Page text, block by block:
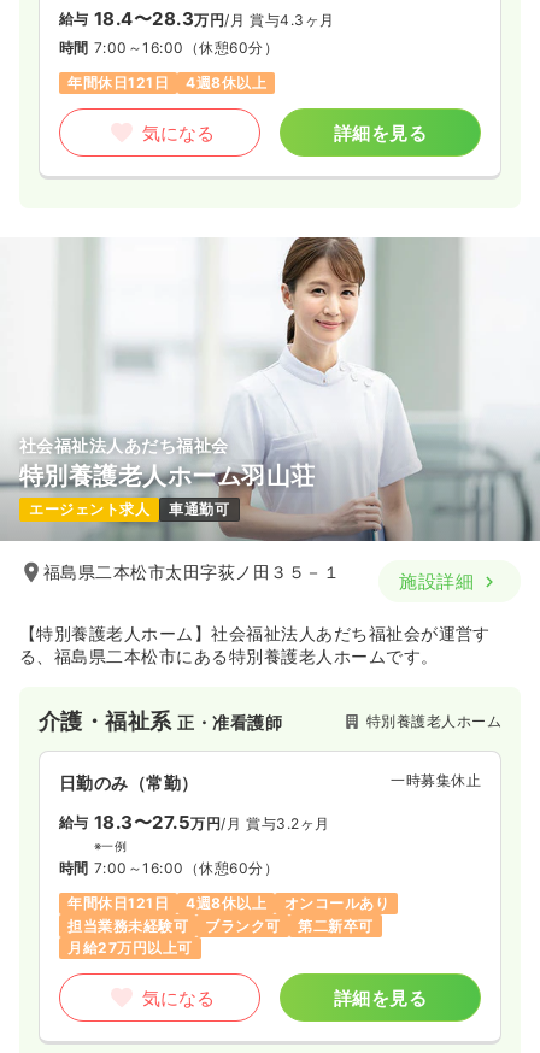
給与 18.4〜28.3万円/月 賞与4.3ヶ月
時間 7:00～16:00 （休憩60分）
年間休日121日
4週8休以上
気になる 詳細を見る
社会福祉法人あだち福祉会
特別養護老人ホーム羽山荘
エージェント求人 車通勤可
福島県二本松市太田字荻ノ田３５－１ 施設詳細
【特別養護老人ホーム】社会福祉法人あだち福祉会が運営す
る、福島県二本松市にある特別養護老人ホームです。
介護・福祉系正・准看護師 特別養護老人ホーム
日勤のみ（常勤） 一時募集休止
給与 18.3〜27.5万円/月 賞与3.2ヶ月
※一例
時間 7:00～16:00 （休憩60分）
年間休日121日
4週8休以上
オンコールあり
担当業務未経験可
ブランク可
第二新卒可
月給27万円以上可
気になる 詳細を見る